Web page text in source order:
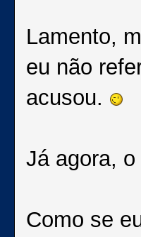
Lamento,
eu não
acusou.
Já agora,
Como se